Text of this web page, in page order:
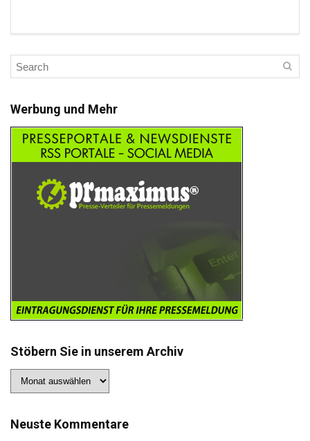
Werbung und Mehr
Stöbern Sie in unserem Archiv
Sie
Archiv
Neuste Kommentare